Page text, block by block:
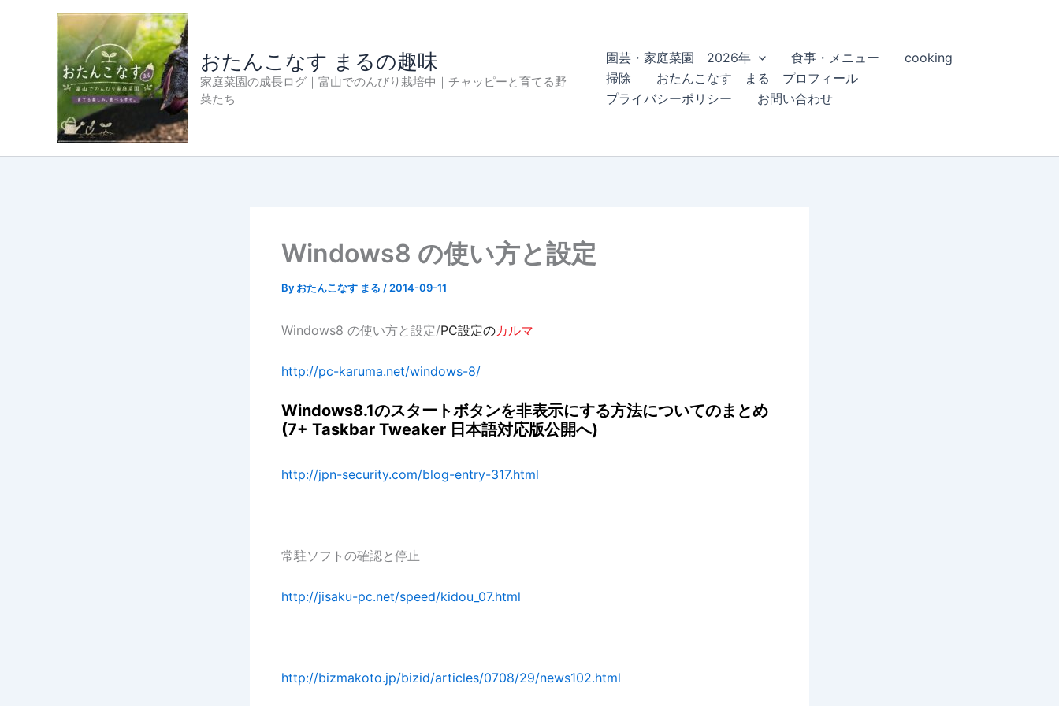
おたんこなす まるの趣味
家庭菜園の成長ログ｜富山でのんびり栽培中｜チャッピーと育てる野
菜たち
園芸・家庭菜園 2026年 食事・メニュー
cooking
掃除
おたんこなす まる プロフィール
プライバシーポリシー
お問い合わせ
Windows8 の使い方と設定
By おたんこなす まる / 2014-09-11
Windows8 の使い方と設定/PC設定のカルマ
http://pc-karuma.net/windows-8/
Windows8.1のスタートボタンを非表示にする方法についてのまとめ
(7+ Taskbar Tweaker 日本語対応版公開へ)
http://jpn-security.com/blog-entry-317.html
常駐ソフトの確認と停止
http://jisaku-pc.net/speed/kidou_07.html
http://bizmakoto.jp/bizid/articles/0708/29/news102.html